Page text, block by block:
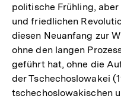
politische Frühling,
und friedlichen
diesen Neuanfang zur
ohne den langen
geführt hat, ohne die
der Tschechoslowakei
tschechoslowakischen